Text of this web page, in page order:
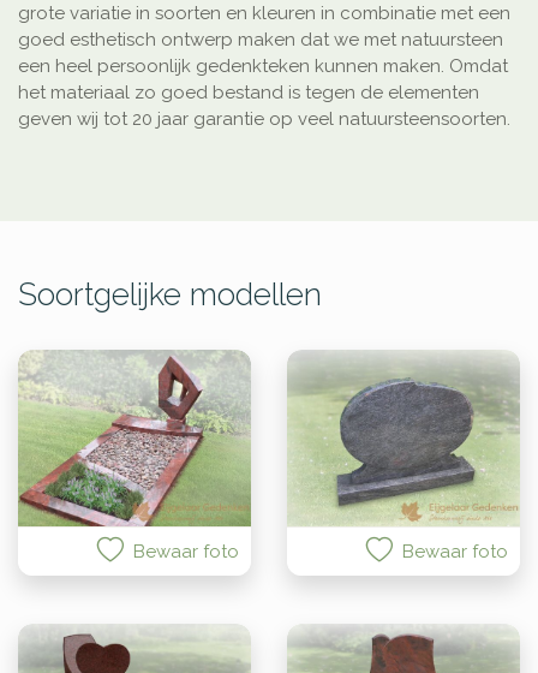
grote variatie in soorten en kleuren in combinatie met een
goed esthetisch ontwerp maken dat we met natuursteen
een heel persoonlijk gedenkteken kunnen maken. Omdat
het materiaal zo goed bestand is tegen de elementen
geven wij tot 20 jaar garantie op veel natuursteensoorten.
Soortgelijke modellen
Bewaar foto Bewaar foto